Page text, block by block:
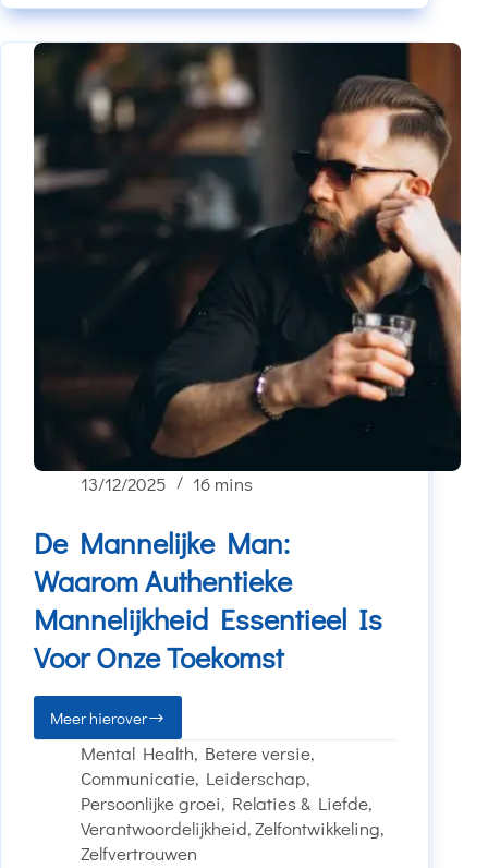
13/12/2025 16 mins
De Mannelijke Man:
Waarom Authentieke
Mannelijkheid Essentieel Is
Voor Onze Toekomst
Meer hierover
Mental Health, Betere versie,
Communicatie, Leiderschap,
Persoonlijke groei, Relaties & Liefde,
Verantwoordelijkheid,Zelfontwikkeling,
Zelfvertrouwen